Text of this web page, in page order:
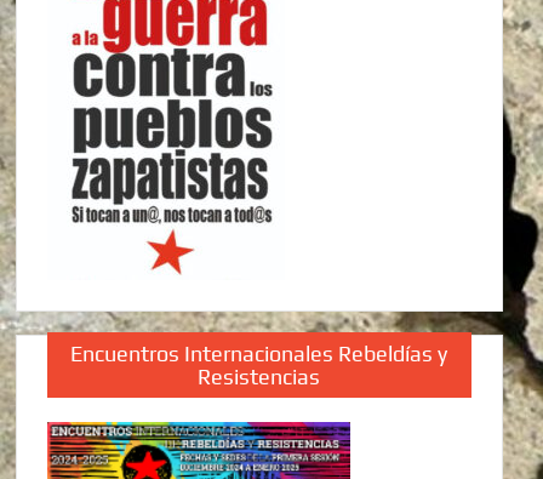
Encuentros Internacionales Rebeldías y
Resistencias